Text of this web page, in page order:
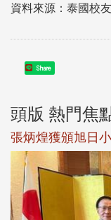
資料來源：泰國校
Share
頭版 熱門焦
張炳煌獲頒旭日